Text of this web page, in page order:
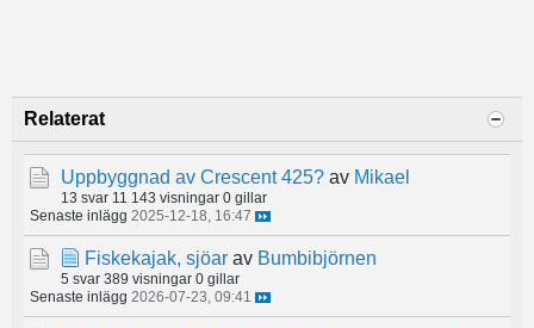
Relaterat
Uppbyggnad av Crescent 425? av Mikael
13 svar 11 143 visningar 0 gillar
Senaste inlägg 2025-12-18, 16:47
Fiskekajak, sjöar av Bumbibjörnen
5 svar 389 visningar 0 gillar
Senaste inlägg 2026-07-23, 09:41